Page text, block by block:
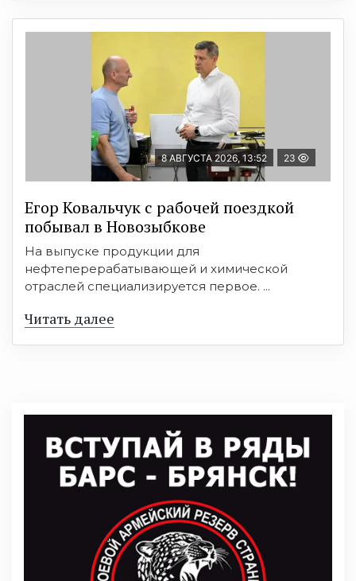
8 АВГУСТА 2026, 13:52 23
Егор Ковальчук с рабочей поездкой
побывал в Новозыбкове
На выпуске продукции для
нефтеперерабатывающей и химической
отраслей специализируется первое. ...
Читать далее